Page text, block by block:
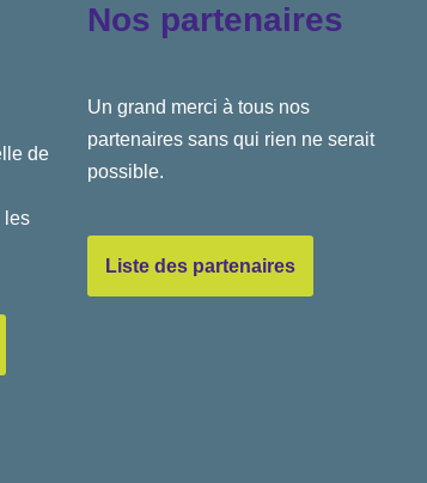
de
les
Nos partenaires
Un grand merci à tous nos
partenaires sans qui rien ne serait
possible.
Liste des partenaires